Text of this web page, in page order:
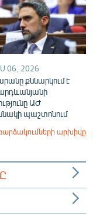
06, 2026
քննարկում է
ԱԺ
պաշտոնում
արխիվը